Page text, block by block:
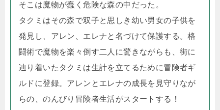
そこは魔物が蠢く危険な森の中だった。
タクミはその森で双子と思しき幼い男女の子供を
発見し、アレン、エレナと名づけて保護する。格
闘術で魔物を楽々倒す二人に驚きながらも、街に
辿り着いたタクミは生計を立てるために冒険者ギ
ルドに登録。アレンとエレナの成長を見守りなが
らの、のんびり冒険者生活がスタートする！